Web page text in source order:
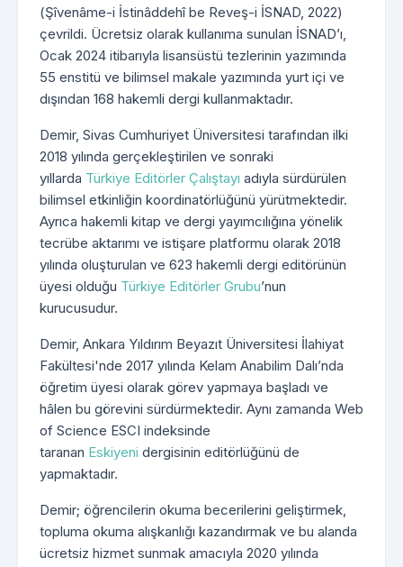
(Şîvenâme-i İstinâddehî be Reveş-i İSNAD, 2022)
çevrildi. Ücretsiz olarak kullanıma sunulan İSNAD’ı,
Ocak 2024 itibarıyla lisansüstü tezlerinin yazımında
55 enstitü ve bilimsel makale yazımında yurt içi ve
dışından 168 hakemli dergi kullanmaktadır.
Demir, Sivas Cumhuriyet Üniversitesi tarafından ilki
2018 yılında gerçekleştirilen ve sonraki
yıllarda Türkiye Editörler Çalıştayı adıyla sürdürülen
bilimsel etkinliğin koordinatörlüğünü yürütmektedir.
Ayrıca hakemli kitap ve dergi yayımcılığına yönelik
tecrübe aktarımı ve istişare platformu olarak 2018
yılında oluşturulan ve 623 hakemli dergi editörünün
üyesi olduğu Türkiye Editörler Grubu’nun
kurucusudur.
Demir, Ankara Yıldırım Beyazıt Üniversitesi İlahiyat
Fakültesi'nde 2017 yılında Kelam Anabilim Dalı’nda
öğretim üyesi olarak görev yapmaya başladı ve
hâlen bu görevini sürdürmektedir. Aynı zamanda Web
of Science ESCI indeksinde
taranan Eskiyeni dergisinin editörlüğünü de
yapmaktadır.
Demir; öğrencilerin okuma becerilerini geliştirmek,
topluma okuma alışkanlığı kazandırmak ve bu alanda
ücretsiz hizmet sunmak amacıyla 2020 yılında